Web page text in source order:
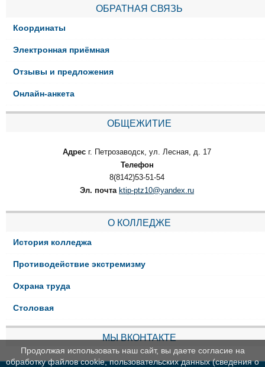
ОБРАТНАЯ СВЯЗЬ
Координаты
Электронная приёмная
Отзывы и предложения
Онлайн-анкета
ОБЩЕЖИТИЕ
Адрес г. Петрозаводск, ул. Лесная, д. 17
Телефон
8(8142)53-51-54
Эл. почта ktip-ptz10@yandex.ru
О КОЛЛЕДЖЕ
История колледжа
Противодействие экстремизму
Охрана труда
Столовая
МЫ ВКОНТАКТЕ
Продолжая использовать наш сайт, вы даете согласие на
обработку файлов cookie, пользовательских данных (сведения о